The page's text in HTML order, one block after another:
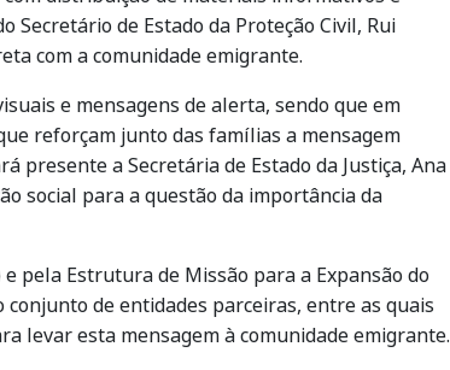
Secretário de Estado da Proteção Civil, Rui
com a comunidade emigrante.
e mensagens de alerta, sendo que em
reforçam junto das famílias a mensagem
presente a Secretária de Estado da Justiça, Ana
social para a questão da importância da
pela Estrutura de Missão para a Expansão do
de entidades parceiras, entre as quais
levar esta mensagem à comunidade emigrante.